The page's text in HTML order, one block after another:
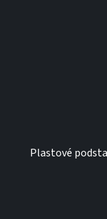
Plastové